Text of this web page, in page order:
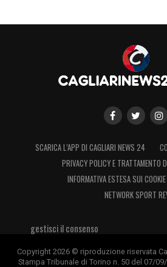
SCARICA L’APP DI CAGLIARI NEWS 24
PRIVACY POLICY E TRATTAMENTO
INFORMATIVA ESTESA SUI
NETWORK SPORT
gestisci il consenso
Copyright 2026 © riproduzione riservata
Stampa Tribunale di Torino n. 50 del 07/